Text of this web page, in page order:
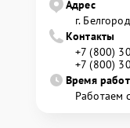
Адрес
г.
Контакты
+7 (800)
+7 (800)
Время
Работаем